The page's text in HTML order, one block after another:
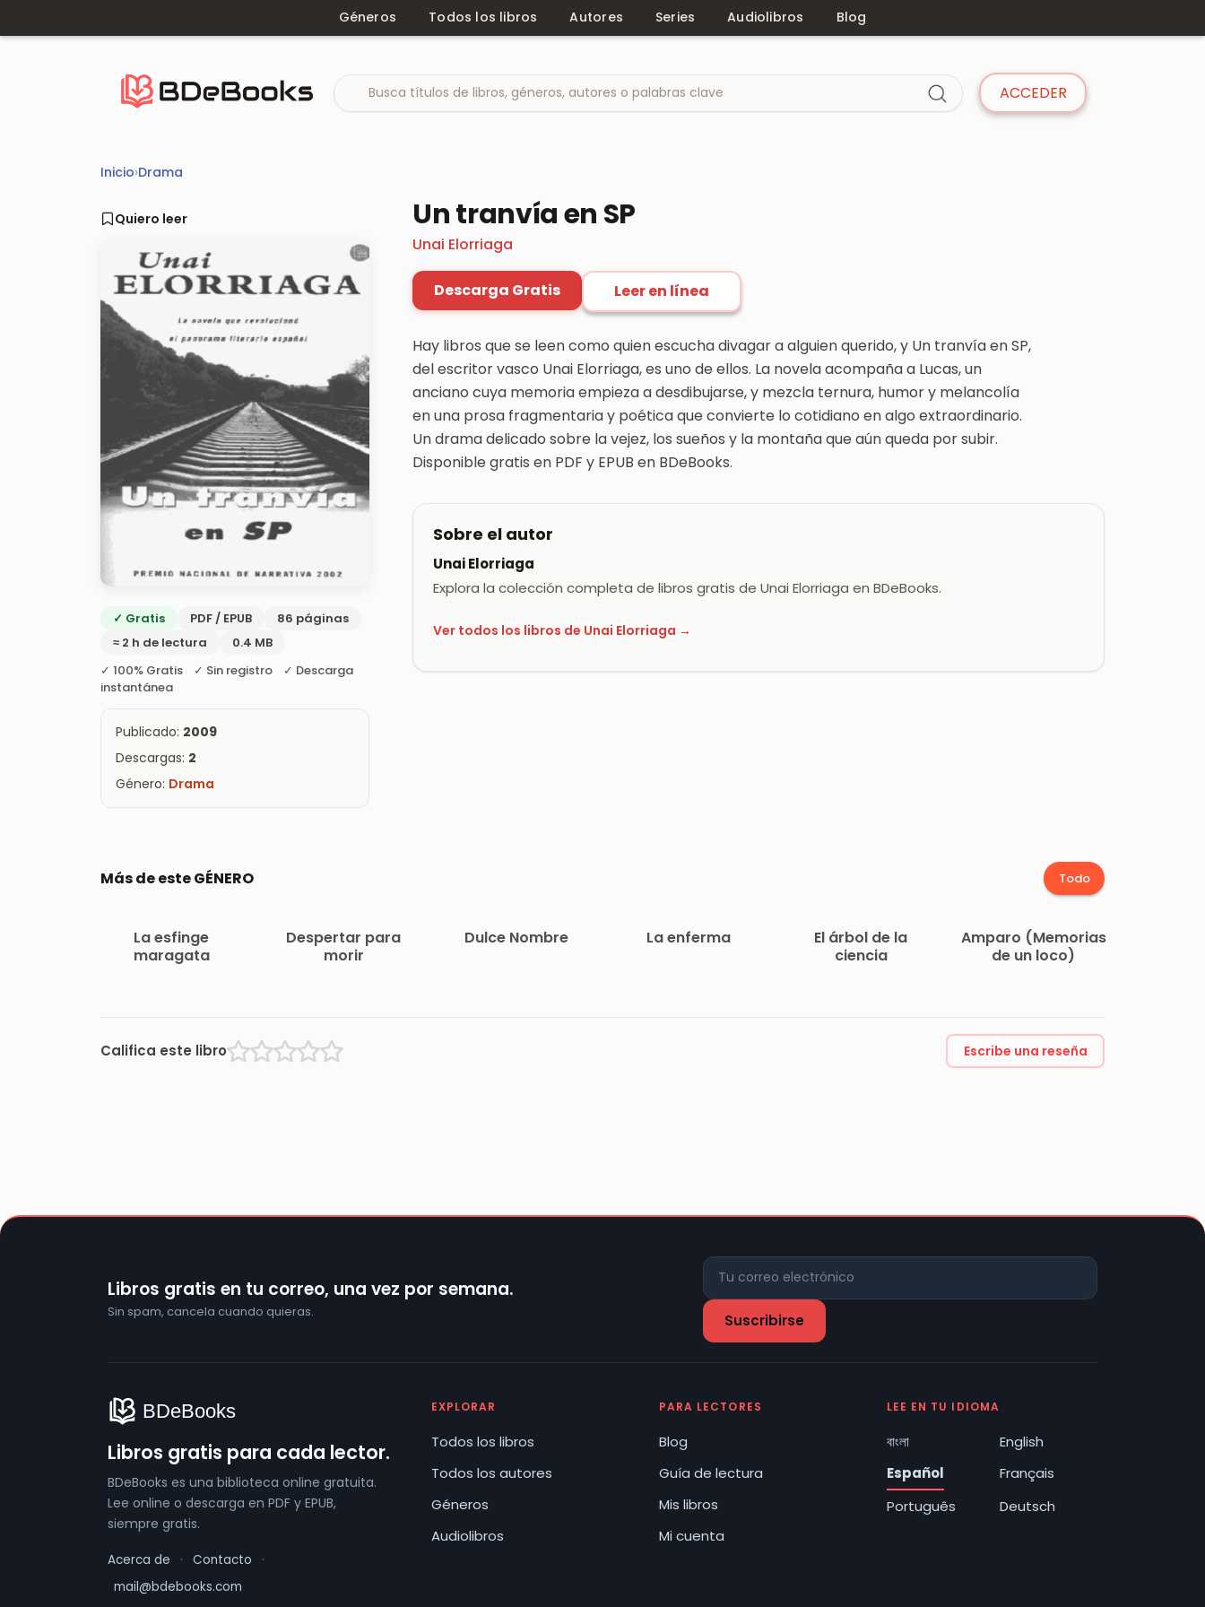
Géneros Todos los libros Autores Series Audiolibros Blog
ACCEDER
Inicio›Drama
Quiero leer
✓ Gratis PDF / EPUB
86 páginas
≈ 2 h de lectura
0.4 MB
✓ 100% Gratis ✓ Sin registro ✓ Descarga
instantánea
Publicado: 2009
Descargas: 2
Género: Drama
Un tranvía en SP
Unai Elorriaga
Descarga Gratis Leer en línea
Hay libros que se leen como quien escucha divagar a alguien querido, y Un tranvía en SP,
del escritor vasco Unai Elorriaga, es uno de ellos. La novela acompaña a Lucas, un
anciano cuya memoria empieza a desdibujarse, y mezcla ternura, humor y melancolía
en una prosa fragmentaria y poética que convierte lo cotidiano en algo extraordinario.
Un drama delicado sobre la vejez, los sueños y la montaña que aún queda por subir.
Disponible gratis en PDF y EPUB en BDeBooks.
Sobre el autor
Unai Elorriaga
Explora la colección completa de libros gratis de Unai Elorriaga en BDeBooks.
Ver todos los libros de Unai Elorriaga →
Más de este GÉNERO Todo
La esfinge
maragata
Despertar para
morir
Dulce Nombre La enferma
El árbol de la
ciencia
Amparo (Memorias
de un loco)
Califica este libro Escribe una reseña
Libros gratis en tu correo, una vez por semana.
Sin spam, cancela cuando quieras.
Libros gratis para cada lector.
BDeBooks es una biblioteca online gratuita.
Lee online o descarga en PDF y EPUB,
siempre gratis.
Acerca de · Contacto
·
mail@bdebooks.com
EXPLORAR
Todos los libros
Todos los autores
Géneros
Audiolibros
PARA LECTORES
Blog
Guía de lectura
Mis libros
Mi cuenta
LEE EN TU IDIOMA
বাংলা
English
Español
Français
Português
Deutsch